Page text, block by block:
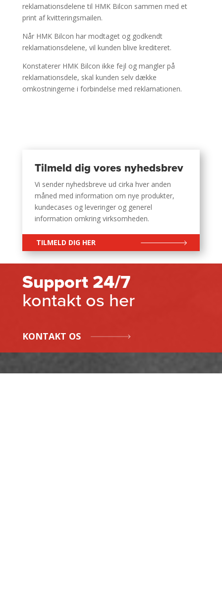
reklamationsdelene til HMK Bilcon sammen med et
print af kvitteringsmailen.
Når HMK Bilcon har modtaget og godkendt
reklamationsdelene, vil kunden blive krediteret.
Konstaterer HMK Bilcon ikke fejl og mangler på
reklamationsdele, skal kunden selv dække
omkostningerne i forbindelse med reklamationen.
Tilmeld dig vores nyhedsbrev
Vi sender nyhedsbreve ud cirka hver anden
måned med information om nye produkter,
kundecases og leveringer og generel
information omkring virksomheden.
TILMELD DIG HER
Support 24/7
kontakt os her
KONTAKT OS